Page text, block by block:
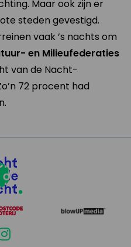
Maar ook zijn er
steden gevestigd.
vaak ’s nachts om
en Milieufederaties
van de Nacht-
72 procent had